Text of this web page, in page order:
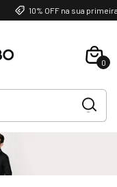
10% OFF na sua primeira
0